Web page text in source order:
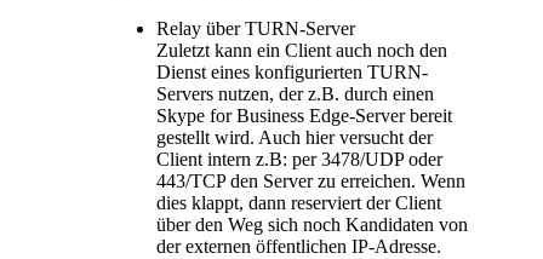
Relay über TURN-Server
Zuletzt kann ein Client auch noch den
Dienst eines konfigurierten TURN-
Servers nutzen, der z.B. durch einen
Skype for Business Edge-Server bereit
gestellt wird. Auch hier versucht der
Client intern z.B: per 3478/UDP oder
443/TCP den Server zu erreichen. Wenn
dies klappt, dann reserviert der Client
über den Weg sich noch Kandidaten von
der externen öffentlichen IP-Adresse.